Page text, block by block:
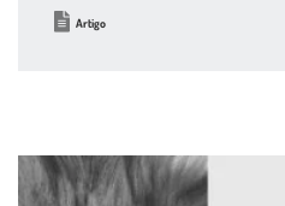
Artigo